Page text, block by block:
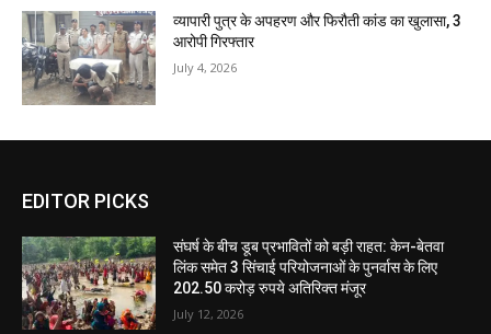
व्यापारी पुत्र के अपहरण और फिरौती कांड का खुलासा, 3
आरोपी गिरफ्तार
July 4, 2026
EDITOR PICKS
संघर्ष के बीच डूब प्रभावितों को बड़ी राहत: केन-बेतवा
लिंक समेत 3 सिंचाई परियोजनाओं के पुनर्वास के लिए
202.50 करोड़ रुपये अतिरिक्त मंजूर
July 12, 2026